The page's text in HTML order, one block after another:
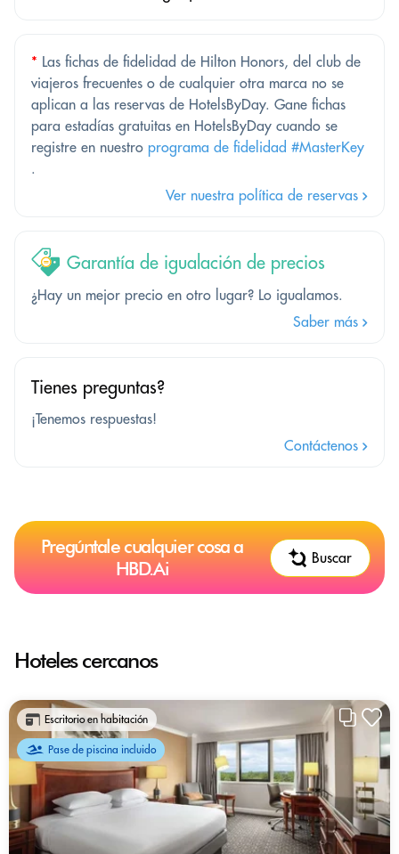
* Las fichas de fidelidad de Hilton Honors, del club de
viajeros frecuentes o de cualquier otra marca no se
aplican a las reservas de HotelsByDay. Gane fichas
para estadías gratuitas en HotelsByDay cuando se
registre en nuestro programa de fidelidad #MasterKey
.
Ver nuestra política de reservas
Garantía de igualación de precios
¿Hay un mejor precio en otro lugar? Lo igualamos.
Saber más
Tienes preguntas?
¡Tenemos respuestas!
Contáctenos
Pregúntale cualquier cosa a
HBD.Ai
Buscar
Hoteles cercanos
Escritorio en habitación
Pase de piscina incluido